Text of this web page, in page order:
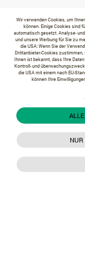
Wir verwenden Cookies, um
können. Einige Cookies sind
automatisch gesetzt. Analyse-
und unsere Werbung für Sie zu
die USA: Wenn Sie der
Drittanbieter-Cookies zustimmen,
Ihnen ist bekannt, dass Ihre
Kontroll- und
die USA mit einem nach EU-
können Ihre